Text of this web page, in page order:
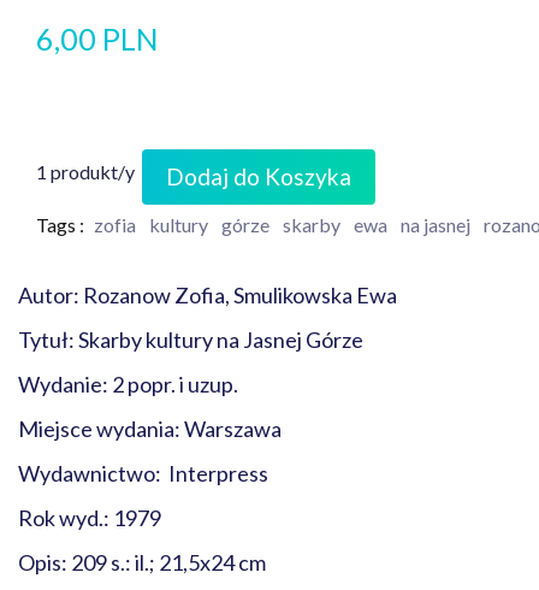
6,00 PLN
1 produkt/y Dodaj do Koszyka
Tags : zofia kultury górze skarby ewa na jasnej
Autor: Rozanow Zofia, Smulikowska Ewa
Tytuł: Skarby kultury na Jasnej Górze
Wydanie: 2 popr. i uzup.
Miejsce wydania: Warszawa
Wydawnictwo: Interpress
Rok wyd.: 1979
Opis: 209 s.: il.; 21,5x24 cm